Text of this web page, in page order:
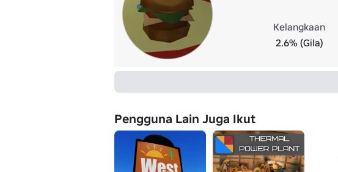
Kelangkaan
2.6% (Gila)
Pengguna Lain Juga Ikut